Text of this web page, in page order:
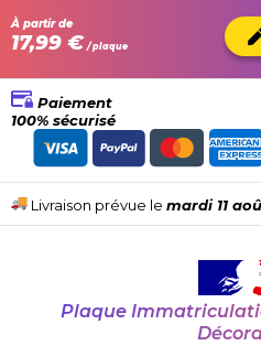
À partir de
17,99 € / plaque
Paiement
100% sécurisé
Livraison prévue le mardi 11
Plaque